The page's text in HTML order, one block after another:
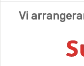
Vi